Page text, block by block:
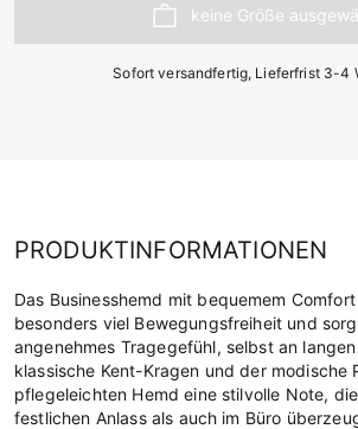
Sofort versandfertig, Lieferfrist 3-4
PRODUKTINFORMATIONEN
Das Businesshemd mit bequemem
besonders viel Bewegungsfreiheit und
angenehmes Tragegefühl, selbst an
klassische Kent-Kragen und der modische
pflegeleichten Hemd eine stilvolle Note,
festlichen Anlass als auch im Büro